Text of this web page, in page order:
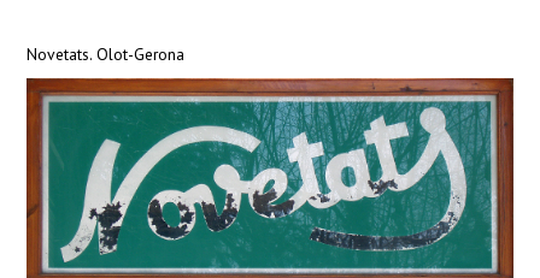
Novetats. Olot-Gerona